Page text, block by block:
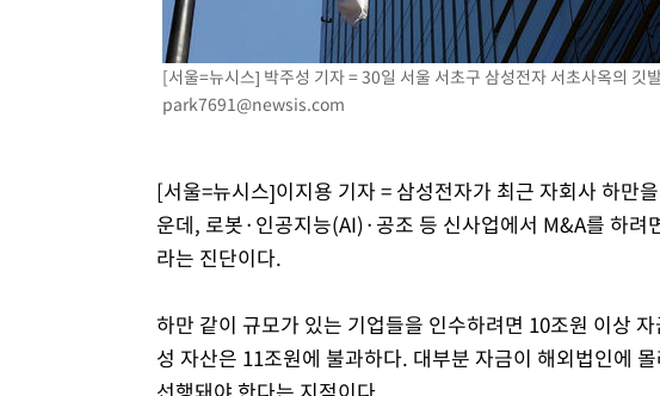
[속보] 노원서 40.1도 관측…서울, 2018년 이후 첫 40도
[속보]종합특검, '계엄 수용공간 확보' 신용해 前교정본부장 기소
외신들도 주목한 韓축구 파문…"국민적 공분에 수사 재개"
11시간 압수수색에 성접대 파문까지…'쑥대밭' 된 축구협회
[서울=뉴시스] 박주성 기자 = 30일 서울 서초구 삼성전자 서초사옥의
park7691@newsis.com
[서울=뉴시스]이지용 기자 = 삼성전자가 최근 자회사 하만
운데, 로봇·인공지능(AI)·공조 등 신사업에서 M&A를 하려
라는 진단이다.
하만 같이 규모가 있는 기업들을 인수하려면 10조원 이상
성 자산은 11조원에 불과하다. 대부분 자금이 해외법인에